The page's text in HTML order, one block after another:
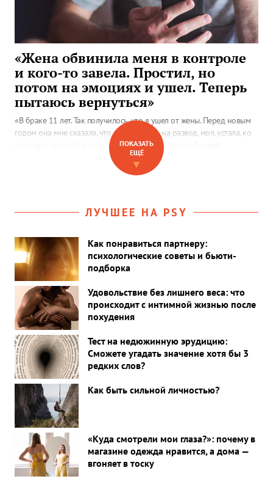
«Жена обвинила меня в контроле
и кого-то завела. Простил, но
потом на эмоциях и ушел. Теперь
пытаюсь вернуться»
«В браке 11 лет. Так получилось, что я ушел от жены. Перед новым
годом она мне сказала, что хочет подать на развод, мол, устала, ко
мне перегорела. Спросил, что случилось. Говорит: „Ты меня
постоянно принижаешь, контролируешь, нудишь“, — и все в этом
ПОКАЗАТЬ
ЕЩЁ
▼
ЛУЧШЕЕ НА PSY
Как понравиться партнеру:
психологические советы и бьюти-
подборка
Удовольствие без лишнего веса: что
происходит с интимной жизнью после
похудения
Тест на недюжинную эрудицию:
Сможете угадать значение хотя бы 3
редких слов?
Как быть сильной личностью?
«Куда смотрели мои глаза?»: почему в
магазине одежда нравится, а дома —
вгоняет в тоску